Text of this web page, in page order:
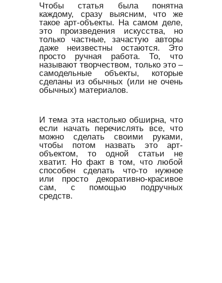
Чтобы статья была понятна
каждому, сразу выясним, что же
такое арт-объекты. На самом деле,
это произведения искусства, но
только частные, зачастую авторы
даже неизвестны остаются. Это
просто ручная работа. То, что
называют творчеством, только это –
самодельные объекты, которые
сделаны из обычных (или не очень
обычных) материалов.
И тема эта настолько обширна, что
если начать перечислять все, что
можно сделать своими руками,
чтобы потом назвать это арт-
объектом, то одной статьи не
хватит. Но факт в том, что любой
способен сделать что-то нужное
или просто декоративно-красивое
сам, с помощью подручных
средств.